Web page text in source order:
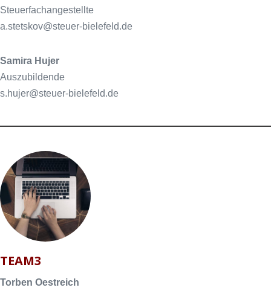
Steuerfachangestellte
a.stetskov@steuer-bielefeld.de
Samira Hujer
Auszubildende
s.hujer@steuer-bielefeld.de
TEAM3
Torben Oestreich